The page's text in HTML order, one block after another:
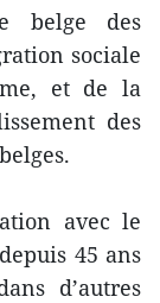
belge des
sociale
et de la
des
avec le
45 ans
d’autres